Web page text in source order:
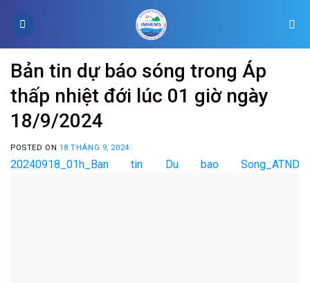
Bản tin dự báo sóng trong Áp
thấp nhiệt đới lúc 01 giờ ngày
18/9/2024
POSTED ON 18 THÁNG 9, 2024
20240918_01h_Ban tin Du bao Song_ATND